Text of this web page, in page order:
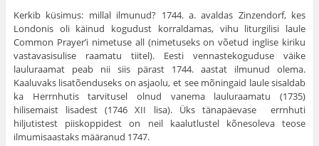
Kerkib küsimus: millal ilmunud? 1744. a. avaldas Zinzendorf, kes
Londonis oli käinud kogudust korraldamas, vihu litur­gilisi laule
Common Prayer’i nimetuse all (nimetuseks on võe­tud inglise kiriku
vastavasisulise raamatu tiitel). Eesti vennaste­koguduse väike
lauluraamat peab nii siis pärast 1744. aastat ilmunud olema.
Kaaluvaks lisatõenduseks on asjaolu, et see mõningaid laule sisaldab
ka Herrnhutis tarvitusel olnud vanema lauluraamatu (1735)
hilisemaist lisadest (1746 XII lisa). Üks tänapäevase errnhuti
hiljutistest piiskoppidest on neil kaalut­lustel kõnesoleva teose
ilmumisaastaks määranud 1747.